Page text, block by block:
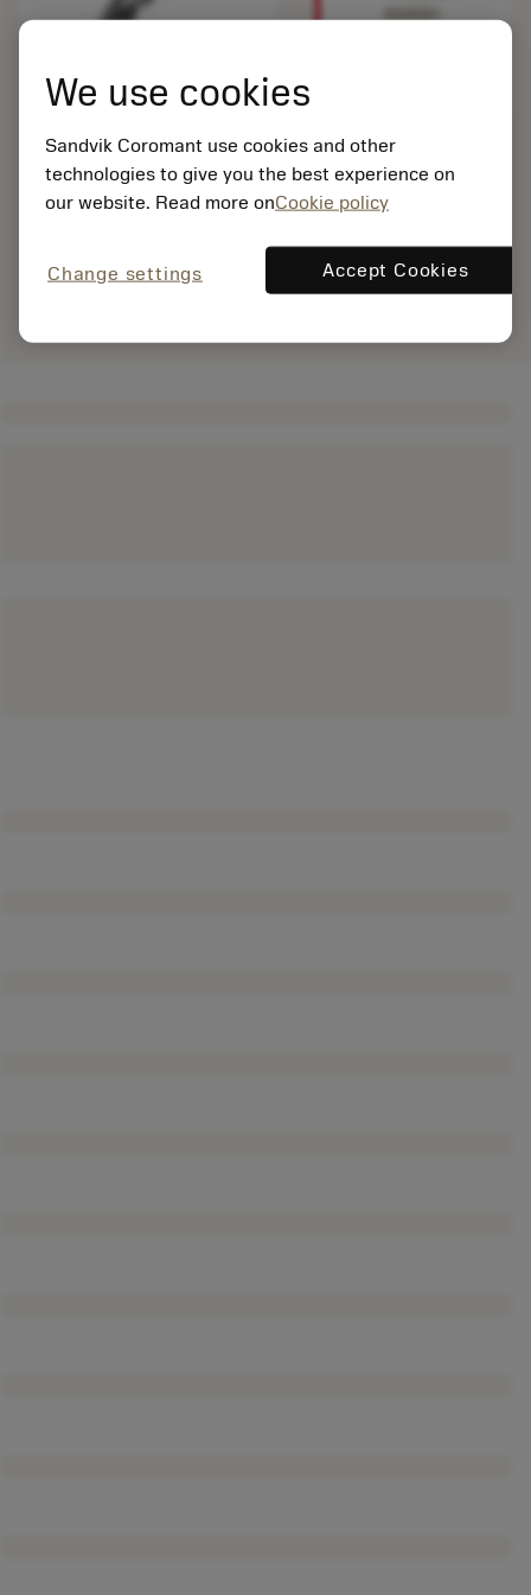
sisään
We use cookies
Sandvik Coromant use cookies and other
technologies to give you the best experience on
our website. Read more onCookie policy
Change settings Accept Cookies